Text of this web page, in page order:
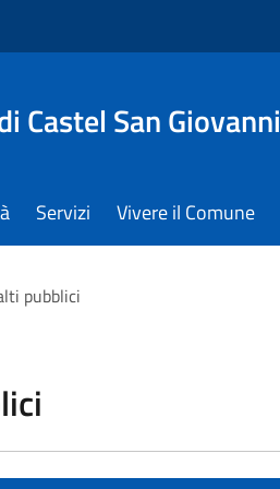
Castel San Giovanni
Servizi Vivere il Comune
pubblici